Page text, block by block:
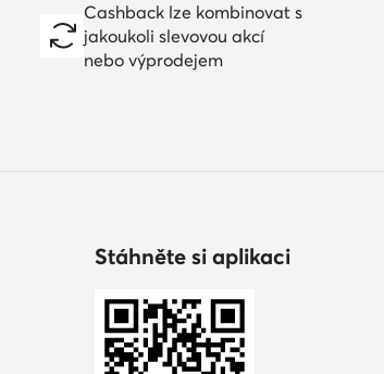
Cashback lze kombinovat s
jakoukoli slevovou akcí
nebo výprodejem
Stáhněte si aplikaci